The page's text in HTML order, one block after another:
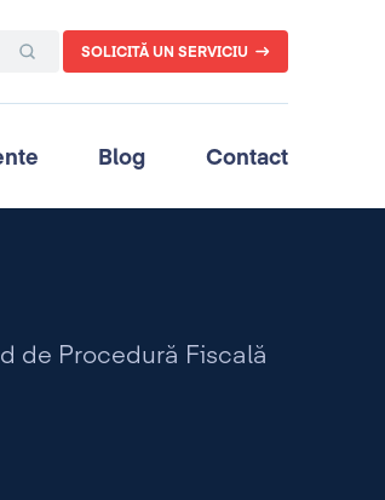
SOLICITĂ UN SERVICIU
Blog Contact
de Procedură Fiscală